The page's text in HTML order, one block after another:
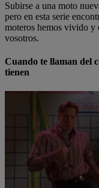
Subirse a una moto
pero en esta serie
moteros hemos vivido y
vosotros.
Cuando te llaman del
tienen